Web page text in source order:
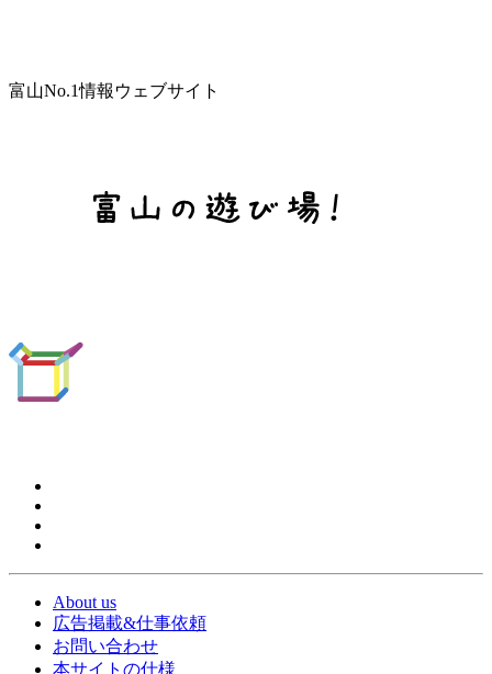
富山No.1情報ウェブサイト
About us
広告掲載&仕事依頼
お問い合わせ
本サイトの仕様